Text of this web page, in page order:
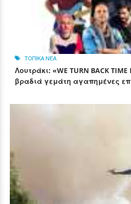
ΤΟΠΙΚΑ ΝΕΑ
Λουτράκι: «WE TURN BACK
βραδιά γεμάτη αγαπημένες